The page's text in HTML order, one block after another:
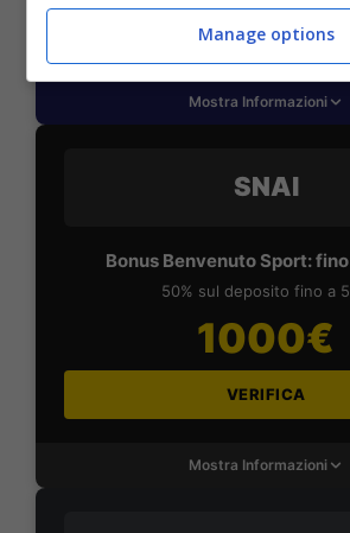
VERIFICA
Mostra Informazioni
SNAI
Bonus Benvenuto Sport:
50% sul deposito fino a
1000€
VERIFICA
Mostra Informazioni
Manage options